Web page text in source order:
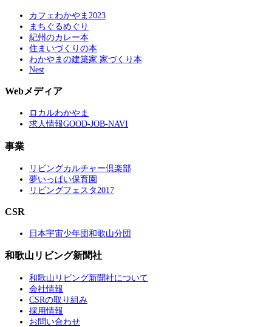
カフェわかやま2023
まちぐるめぐり
紀州のカレー本
住まいづくりの本
わかやまの建築家 家づくり本
Nest
Webメディア
ロカルわかやま
求人情報GOOD-JOB-NAVI
事業
リビングカルチャー倶楽部
夢いっぱい保育園
リビングフェスタ2017
CSR
日本宇宙少年団和歌山分団
和歌山リビング新聞社
和歌山リビング新聞社について
会社情報
CSRの取り組み
採用情報
お問い合わせ